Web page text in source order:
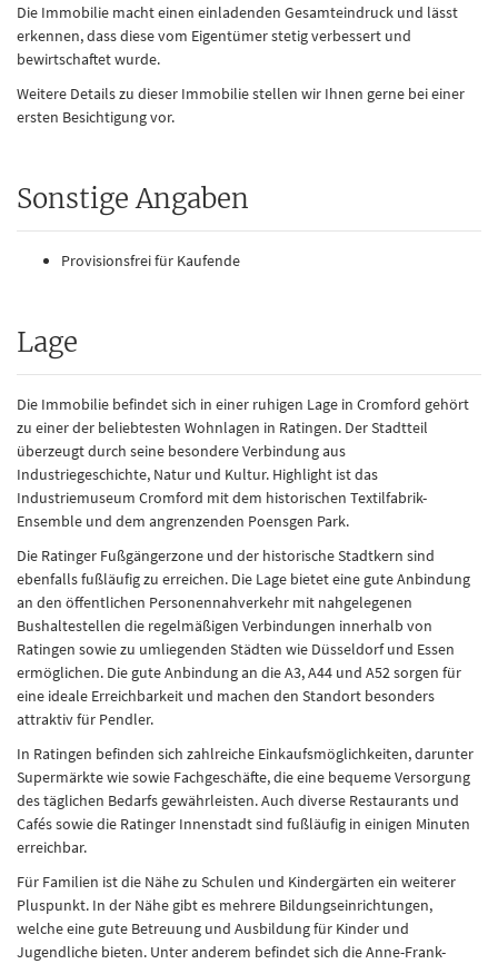
Die Immobilie macht einen einladenden Gesamteindruck und lässt
erkennen, dass diese vom Eigentümer stetig verbessert und
bewirtschaftet wurde.
Weitere Details zu dieser Immobilie stellen wir Ihnen gerne bei einer
ersten Besichtigung vor.
Sonstige Angaben
Provisionsfrei für Kaufende
Lage
Die Immobilie befindet sich in einer ruhigen Lage in Cromford gehört
zu einer der beliebtesten Wohnlagen in Ratingen. Der Stadtteil
überzeugt durch seine besondere Verbindung aus
Industriegeschichte, Natur und Kultur. Highlight ist das
Industriemuseum Cromford mit dem historischen Textilfabrik-
Ensemble und dem angrenzenden Poensgen Park.
Die Ratinger Fußgängerzone und der historische Stadtkern sind
ebenfalls fußläufig zu erreichen. Die Lage bietet eine gute Anbindung
an den öffentlichen Personennahverkehr mit nahgelegenen
Bushaltestellen die regelmäßigen Verbindungen innerhalb von
Ratingen sowie zu umliegenden Städten wie Düsseldorf und Essen
ermöglichen. Die gute Anbindung an die A3, A44 und A52 sorgen für
eine ideale Erreichbarkeit und machen den Standort besonders
attraktiv für Pendler.
In Ratingen befinden sich zahlreiche Einkaufsmöglichkeiten, darunter
Supermärkte wie sowie Fachgeschäfte, die eine bequeme Versorgung
des täglichen Bedarfs gewährleisten. Auch diverse Restaurants und
Cafés sowie die Ratinger Innenstadt sind fußläufig in einigen Minuten
erreichbar.
Für Familien ist die Nähe zu Schulen und Kindergärten ein weiterer
Pluspunkt. In der Nähe gibt es mehrere Bildungseinrichtungen,
welche eine gute Betreuung und Ausbildung für Kinder und
Jugendliche bieten. Unter anderem befindet sich die Anne-Frank-